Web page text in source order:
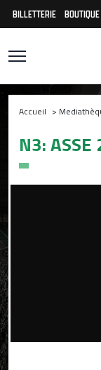
BILLETTERIE BOUTIQUE
Accueil >
N3: